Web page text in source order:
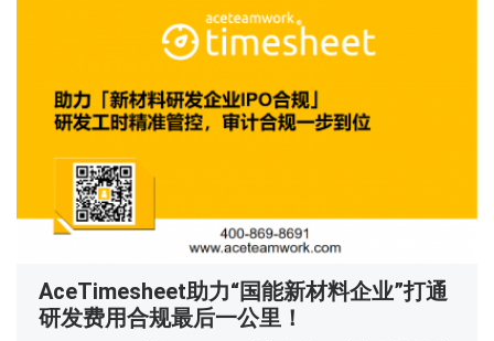
AceTimesheet助力“国能新材料企业”打通
研发费用合规最后一公里！